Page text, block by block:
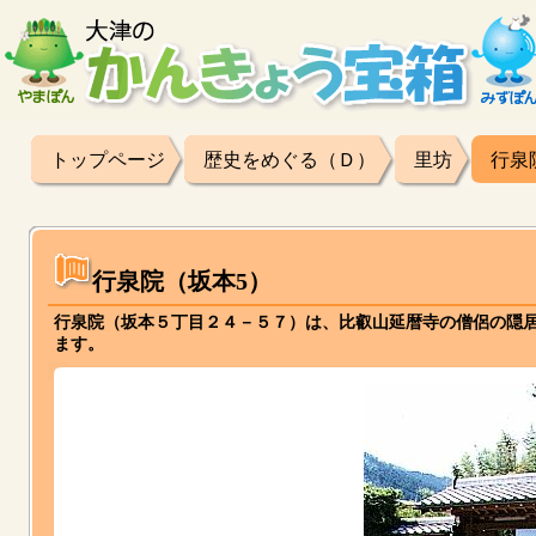
トップページ 歴史をめぐる（Ｄ） 里坊 行泉
行泉院（坂本5）
行泉院（坂本５丁目２４－５７）は、比叡山延暦寺の僧侶の
ます。